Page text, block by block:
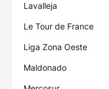
Lavalleja
Le Tour de France
Liga Zona Oeste
Maldonado